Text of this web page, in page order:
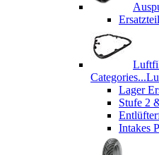
Categories...
Lager
Stufe 2
Intakes